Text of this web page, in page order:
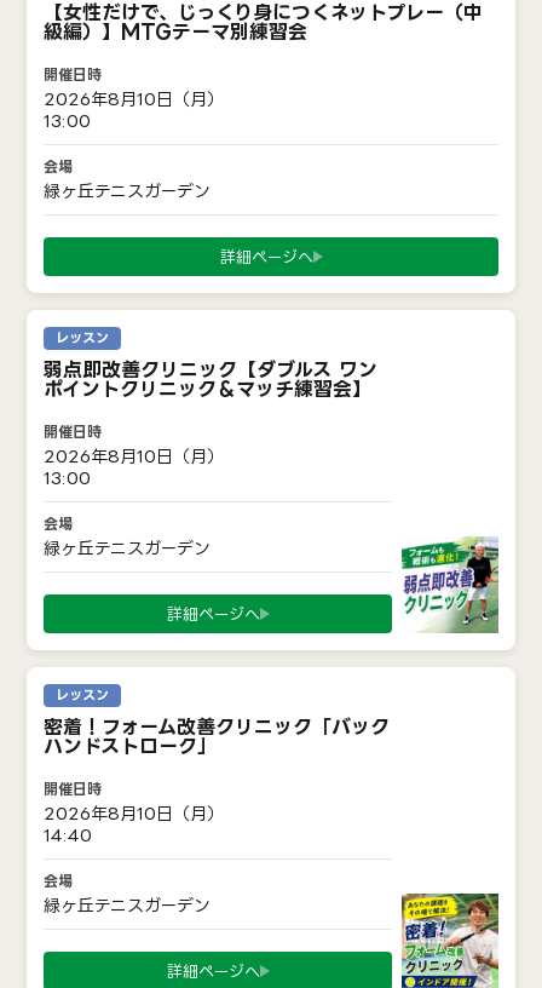
【女性だけで、じっくり身につくネットプレー（中
級編）】MTGテーマ別練習会
2026年8月10日（月）
13:00
緑ヶ丘テニスガーデン
詳細ページへ
レッスン
弱点即改善クリニック【ダブルス ワン
ポイントクリニック＆マッチ練習会】
2026年8月10日（月）
13:00
緑ヶ丘テニスガーデン
詳細ページへ
レッスン
密着！フォーム改善クリニック「バック
ハンドストローク」
2026年8月10日（月）
14:40
緑ヶ丘テニスガーデン
詳細ページへ